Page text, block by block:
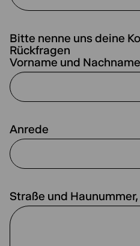
Bitte nenne uns deine
Rückfragen
Vorname und
Anrede
Straße und Haunummer,